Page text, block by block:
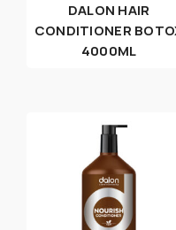
DALON HAIR
CONDITIONER
4000ML